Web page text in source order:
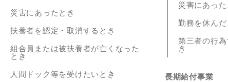
災害にあったとき
扶養者を認定・取消するとき
組合員または被扶養者が亡くなった
とき
人間ドック等を受けたいとき
災害にあった
勤務を休んだ
第三者の行
き
長期給付事業